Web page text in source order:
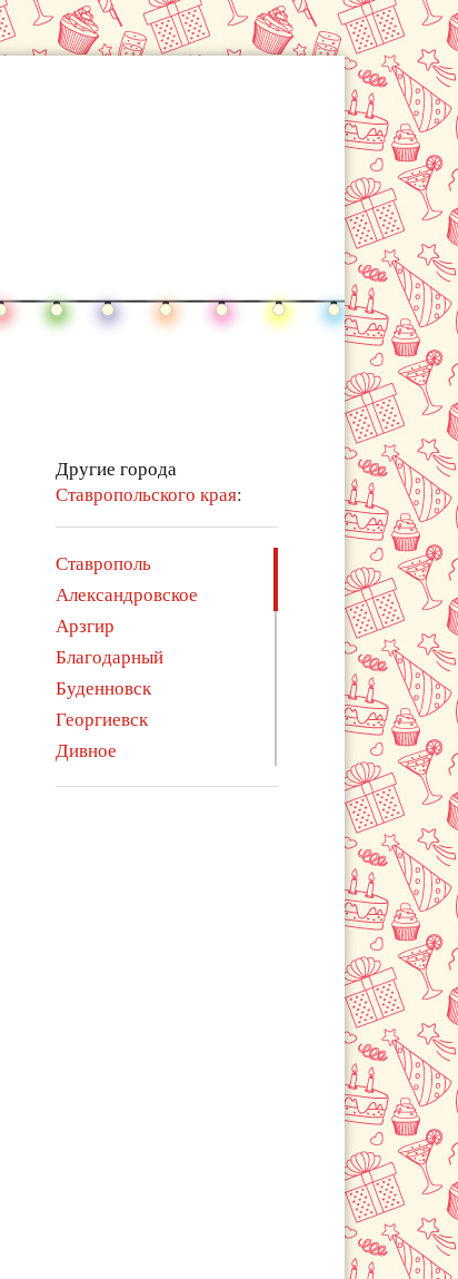
Другие города
Ставропольского края:
Ставрополь
Александровское
Арзгир
Благодарный
Буденновск
Георгиевск
Дивное
Ессентуки